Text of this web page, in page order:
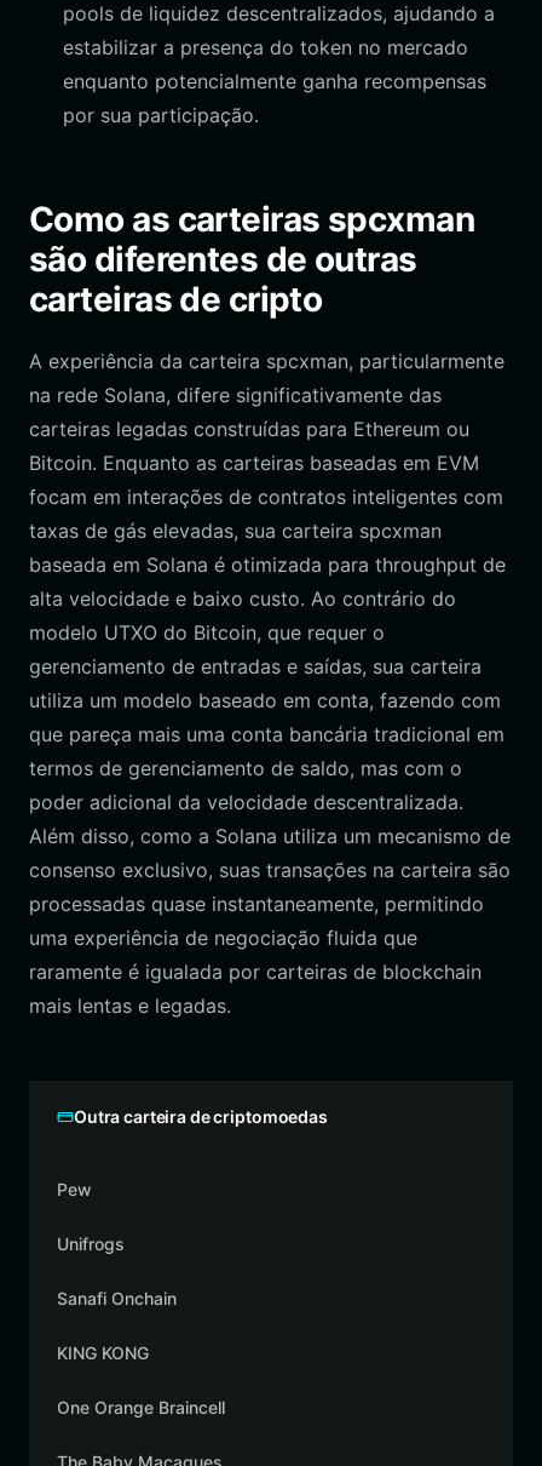
pools de liquidez descentralizados, ajudando a
estabilizar a presença do token no mercado
enquanto potencialmente ganha recompensas
por sua participação.
Como as carteiras spcxman
são diferentes de outras
carteiras de cripto
A experiência da carteira spcxman, particularmente
na rede Solana, difere significativamente das
carteiras legadas construídas para Ethereum ou
Bitcoin. Enquanto as carteiras baseadas em EVM
focam em interações de contratos inteligentes com
taxas de gás elevadas, sua carteira spcxman
baseada em Solana é otimizada para throughput de
alta velocidade e baixo custo. Ao contrário do
modelo UTXO do Bitcoin, que requer o
gerenciamento de entradas e saídas, sua carteira
utiliza um modelo baseado em conta, fazendo com
que pareça mais uma conta bancária tradicional em
termos de gerenciamento de saldo, mas com o
poder adicional da velocidade descentralizada.
Além disso, como a Solana utiliza um mecanismo de
consenso exclusivo, suas transações na carteira são
processadas quase instantaneamente, permitindo
uma experiência de negociação fluida que
raramente é igualada por carteiras de blockchain
mais lentas e legadas.
Outra carteira de criptomoedas
Pew
Unifrogs
Sanafi Onchain
KING KONG
One Orange Braincell
The Baby Macaques